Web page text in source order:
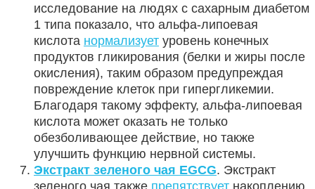
исследование на людях с сахарным диабетом
1 типа показало, что альфа-липоевая
кислота нормализует уровень конечных
продуктов гликирования (белки и жиры после
окисления), таким образом предупреждая
повреждение клеток при гипергликемии.
Благодаря такому эффекту, альфа-липоевая
кислота может оказать не только
обезболивающее действие, но также
улучшить функцию нервной системы.
Экстракт зеленого чая EGCG. Экстракт
зеленого чая также препятствует накоплению